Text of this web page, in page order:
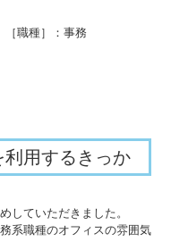
職種］：事務
利用するきっか
していただきました。
系職種のオフィスの雰囲気